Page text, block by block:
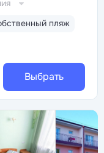
пляж
Выбрать